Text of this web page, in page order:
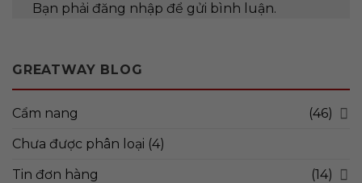
Bạn phải đăng nhập để gửi bình luận.
GREATWAY BLOG
Cẩm nang
(46)
Chưa được phân loại (4)
Tin đơn hàng
(14)